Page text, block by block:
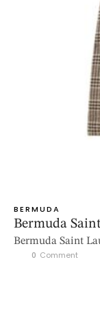
BERMUDA
Bermuda
Bermuda Saint
0 Comment